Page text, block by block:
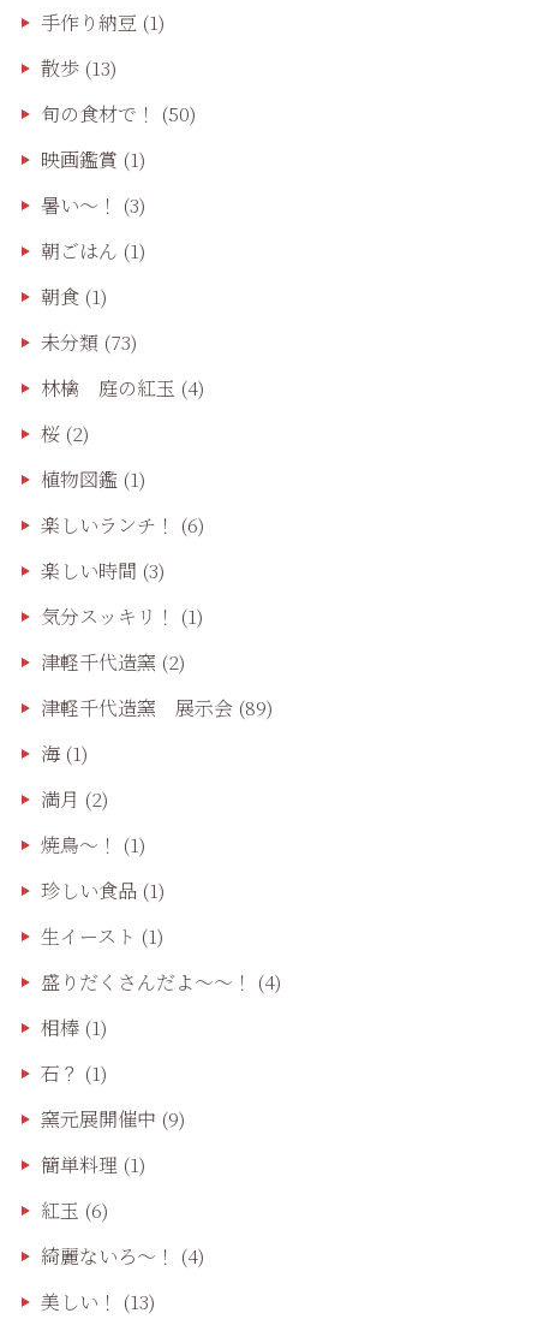
手作り納豆 (1)
散歩(13)
旬の食材で！ (50)
映画鑑賞 (1)
暑い～！ (3)
朝ごはん (1)
朝食(1)
未分類 (73)
林檎 庭の紅玉 (4)
桜(2)
植物図鑑 (1)
楽しいランチ！ (6)
楽しい時間 (3)
気分スッキリ！ (1)
津軽千代造窯 (2)
津軽千代造窯 展示会(89)
海(1)
満月 (2)
焼鳥〜！ (1)
珍しい食品(1)
生イースト (1)
盛りだくさんだよ〜〜！ (4)
相棒(1)
石？ (1)
窯元展開催中 (9)
簡単料理 (1)
紅玉 (6)
綺麗ないろ～！ (4)
美しい！ (13)